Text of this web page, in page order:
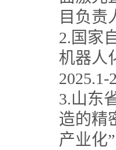
目负责
2.国家
机器人
2025.1-
3.山东
造的精
产业化